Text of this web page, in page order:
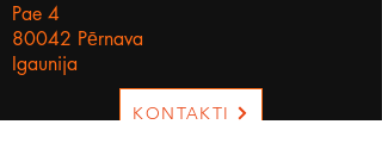
Pae 4
80042 Pērnava
Igaunija
KONTAKTI